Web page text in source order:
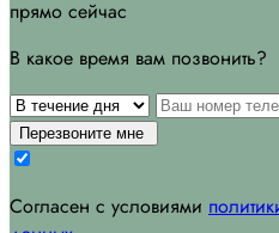
прямо сейчас
В какое время вам позвонить?
Перезвоните мне
Согласен с условиями